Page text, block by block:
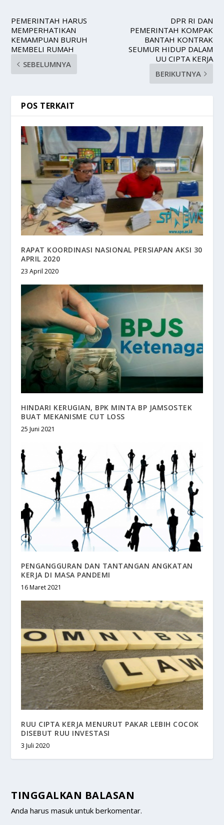
PEMERINTAH HARUS
MEMPERHATIKAN
KEMAMPUAN BURUH
MEMBELI RUMAH
SEBELUMNYA
DPR RI DAN
PEMERINTAH KOMPAK
BANTAH KONTRAK
SEUMUR HIDUP DALAM
UU CIPTA KERJA
BERIKUTNYA
POS TERKAIT
RAPAT KOORDINASI NASIONAL PERSIAPAN AKSI 30
APRIL 2020
23 April 2020
HINDARI KERUGIAN, BPK MINTA BP JAMSOSTEK
BUAT MEKANISME CUT LOSS
25 Juni 2021
PENGANGGURAN DAN TANTANGAN ANGKATAN
KERJA DI MASA PANDEMI
16 Maret 2021
RUU CIPTA KERJA MENURUT PAKAR LEBIH COCOK
DISEBUT RUU INVESTASI
3 Juli 2020
TINGGALKAN BALASAN
Anda harusmasuk untuk berkomentar.